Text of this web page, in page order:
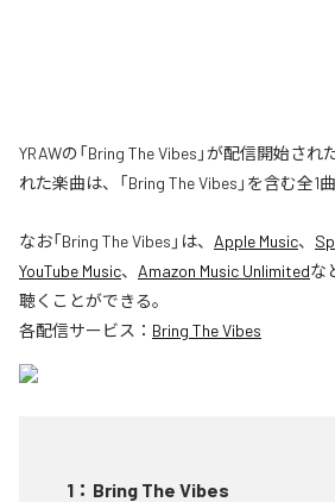
YRAWの「Bring The Vibes」が配信開始さ
れた楽曲は、「Bring The Vibes」を含む全1
なお「Bring The Vibes 」は、 Apple Music、
YouTube Music、 Amazon Music Unlimitedな
聴くことができる。
各配信サービス： Bring The Vibes
1 ： Bring The Vibes